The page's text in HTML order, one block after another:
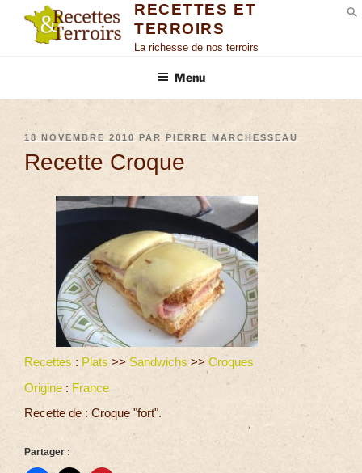
RECETTES ET
TERROIRS
La richesse de nos terroirs
Menu
18 NOVEMBRE 2010 PAR PIERRE MARCHESSEAU
Recette Croque
Recettes : Plats >> Sandwichs >> Croques
Origine : France
Recette de : Croque "fort".
Partager :